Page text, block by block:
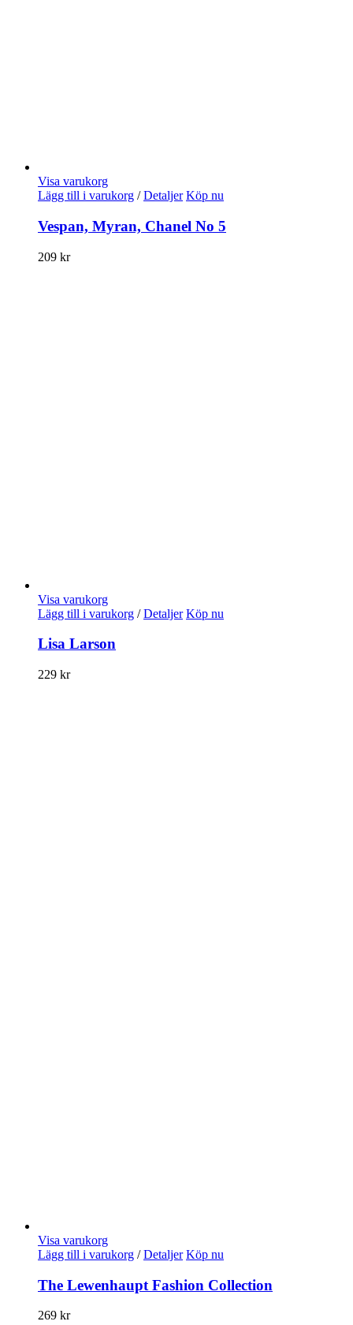
Visa varukorg
Lägg till i varukorg / Detaljer Köp nu
Vespan, Myran, Chanel No 5
209 kr
Visa varukorg
Lägg till i varukorg / Detaljer Köp nu
Lisa Larson
229 kr
Visa varukorg
Lägg till i varukorg / Detaljer Köp nu
The Lewenhaupt Fashion Collection
269 kr